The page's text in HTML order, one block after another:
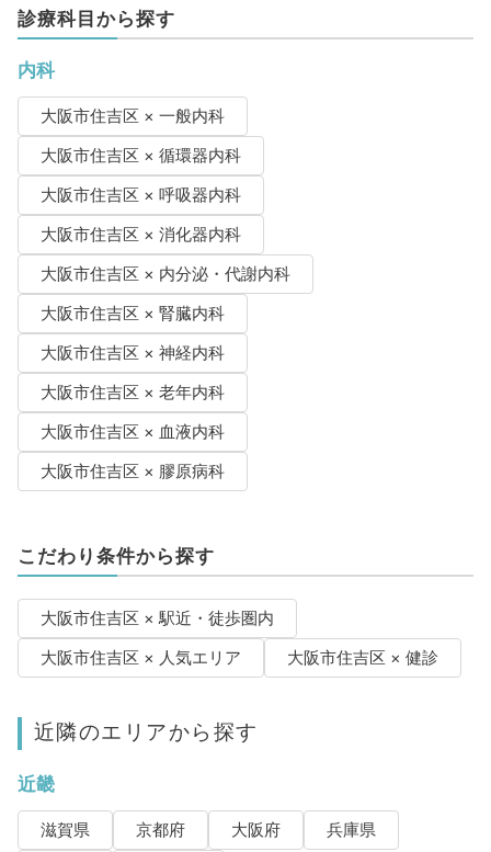
診療科目から探す
内科
大阪市住吉区 × 一般内科
大阪市住吉区 × 循環器内科
大阪市住吉区 × 呼吸器内科
大阪市住吉区 × 消化器内科
大阪市住吉区 × 内分泌・代謝内科
大阪市住吉区 × 腎臓内科
大阪市住吉区 × 神経内科
大阪市住吉区 × 老年内科
大阪市住吉区 × 血液内科
大阪市住吉区 × 膠原病科
こだわり条件から探す
大阪市住吉区 × 駅近・徒歩圏内
大阪市住吉区 × 人気エリア
大阪市住吉区 × 健診
近隣のエリアから探す
近畿
滋賀県 京都府 大阪府
兵庫県